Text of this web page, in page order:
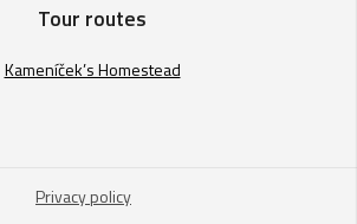
Tour routes
Kameníček’s Homestead
Privacy policy